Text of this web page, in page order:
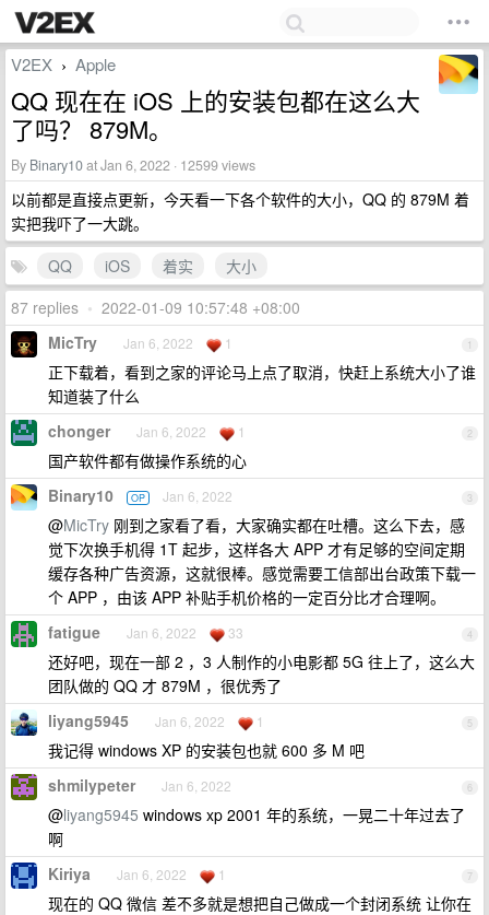
V2EX › Apple
QQ 现在在 iOS 上的安装包都在这么大
了吗？ 879M。
By Binary10at Jan 6, 2022 · 12599 views
以前都是直接点更新，今天看一下各个软件的大小，QQ 的 879M 着
实把我吓了一大跳。
QQ
iOS 着实
大小
87 replies • 2022-01-09 10:57:48 +08:00
1
MicTry Jan 6, 2022 1
正下载着，看到之家的评论马上点了取消，快赶上系统大小了谁
知道装了什么
2
chonger Jan 6, 2022 1
国产软件都有做操作系统的心
3
Binary10 OP Jan 6, 2022
@MicTry 刚到之家看了看，大家确实都在吐槽。这么下去，感
觉下次换手机得 1T 起步，这样各大 APP 才有足够的空间定期
缓存各种广告资源，这就很棒。感觉需要工信部出台政策下载一
个 APP ，由该 APP 补贴手机价格的一定百分比才合理啊。
4
fatigue Jan 6, 2022 33
还好吧，现在一部 2 ，3 人制作的小电影都 5G 往上了，这么大
团队做的 QQ 才 879M ，很优秀了
5
liyang5945 Jan 6, 2022 1
我记得 windows XP 的安装包也就 600 多 M 吧
6
shmilypeter Jan 6, 2022
@liyang5945 windows xp 2001 年的系统，一晃二十年过去了
啊
7
Kiriya Jan 6, 2022 1
现在的 QQ 微信 差不多就是想把自己做成一个封闭系统 让你在